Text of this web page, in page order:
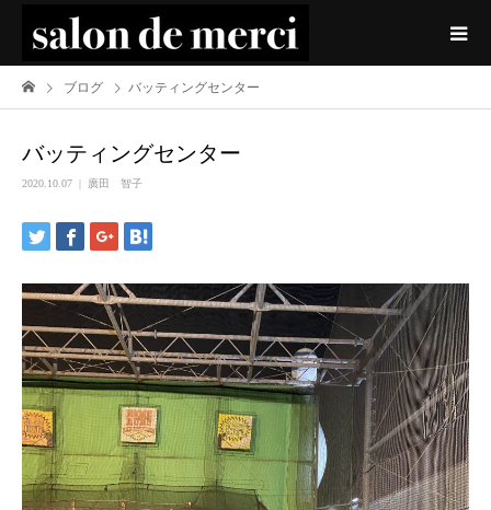
ブログ バッティングセンター
バッティングセンター
2020.10.07 廣田 智子